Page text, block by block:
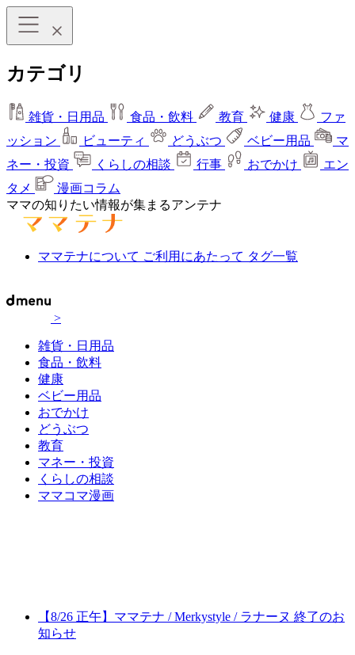
カテゴリ
雑貨・日用品 食品・飲料 教育 健康
ファ
ッション
ビューティ どうぶつ ベビー用品
マ
ネー・投資
くらしの相談 行事 おでかけ
エン
タメ
漫画コラム
ママの知りたい情報が集まるアンテナ
ママテナについて ご利用にあたって タグ一覧
>
雑貨・日用品
食品・飲料
健康
ベビー用品
おでかけ
どうぶつ
教育
マネー・投資
くらしの相談
ママコマ漫画
【8/26 正午】ママテナ / Merkystyle / ラナーヌ 終了のお
知らせ